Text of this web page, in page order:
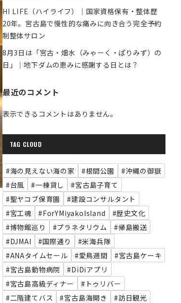
HI LIFE（ハイライフ）｜国家資格保有・整体歴
20年。宮古島で慢性的な痛みに向き合う完全予約
制整体サロン
8月3日は「宮古・畑水（みゃーく・ぱりみず）の
日」｜地下ダムの恵みに感謝する日とは？
最近のコメント
表示できるコメントはありません。
TAG CLOUD
#海の見えない海の家 #根間公園
#沖縄の御嶽
#台風
#一棟貸し
#宮古島子育て
#聖ヤコブ保育園
#建設コンサルタント
#宮工魂
#ForYMiyakoIsland
#歴史文化
#博物館巡り
#プラネタリウム
#帰島搬送
#DJMAI
#国際通り
#米海兵隊
#ANAタイムセール
#愛鳥週間
#宮古島ケーキ
#宮古島動物病院
#DiDiアプリ
#宮古島高級ディナー
#トゥリバー
#二階建てバス
#宮古島海開き
#訪日観光